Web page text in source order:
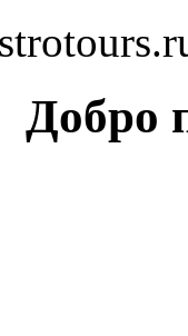
Добро